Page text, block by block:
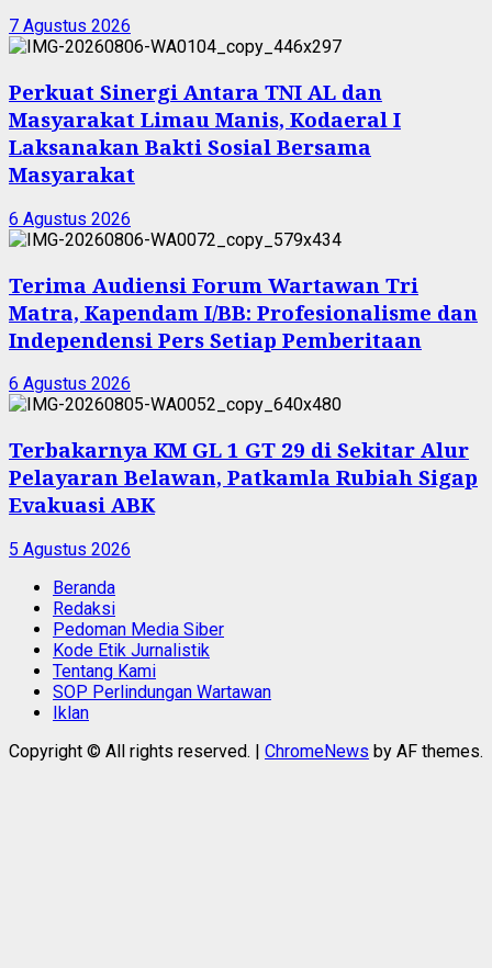
7 Agustus 2026
Perkuat Sinergi Antara TNI AL dan
Masyarakat Limau Manis, Kodaeral I
Laksanakan Bakti Sosial Bersama
Masyarakat
6 Agustus 2026
Terima Audiensi Forum Wartawan Tri
Matra, Kapendam I/BB: Profesionalisme dan
Independensi Pers Setiap Pemberitaan
6 Agustus 2026
Terbakarnya KM GL 1 GT 29 di Sekitar Alur
Pelayaran Belawan, Patkamla Rubiah Sigap
Evakuasi ABK
5 Agustus 2026
Beranda
Redaksi
Pedoman Media Siber
Kode Etik Jurnalistik
Tentang Kami
SOP Perlindungan Wartawan
Iklan
Copyright © All rights reserved. | ChromeNews by AF themes.